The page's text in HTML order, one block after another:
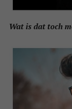
Wat is dat toch